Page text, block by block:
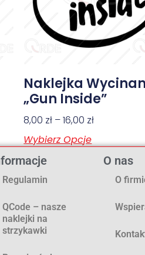
Naklejka
„Gun Inside”
8,00 zł –16,00 zł
Wybierz Opcje
Regulamin
QCode – nasze
naklejki na
strzykawki
O nas
O